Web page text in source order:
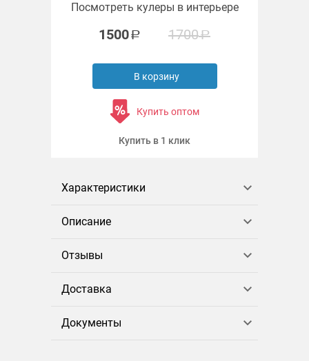
Посмотреть кулеры в интерьере
1500 1700
В корзину
Купить оптом
Купить в 1 клик
Характеристики
Описание
Отзывы
Доставка
Документы